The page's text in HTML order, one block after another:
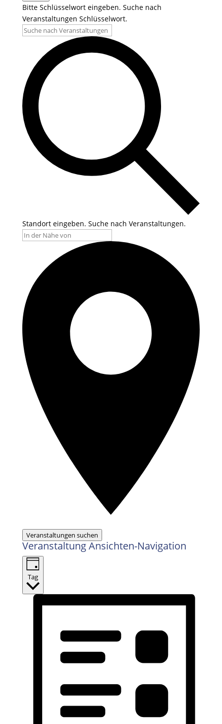
Bitte Schlüsselwort eingeben. Suche nach
Veranstaltungen Schlüsselwort.
Standort eingeben. Suche nach Veranstaltungen.
Veranstaltungen suchen
Veranstaltung Ansichten-Navigation
Tag